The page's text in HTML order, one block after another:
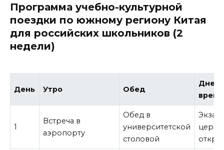
Программа учебно-культурной
поездки по южному региону Китая
для российских школьников (2
недели)
День Утро Обед
время
1
Встреча в
аэропорту
Обед в
университетской
столовой